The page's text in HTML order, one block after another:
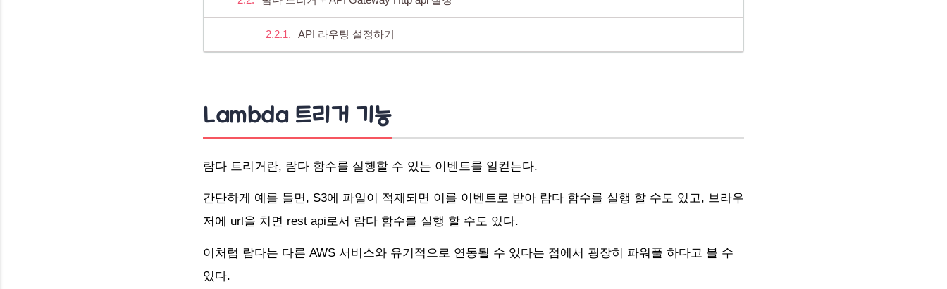
API 라우팅 설정하기
Lambda 트리거 기능
람다 트리거란, 람다 함수를 실행할 수 있는 이벤트를 일컫는다.
간단하게 예를 들면, S3에 파일이 적재되면 이를 이벤트로 받아 람다 함수를 실행 할 수도 있고, 브라우
저에 url을 치면 rest api로서 람다 함수를 실행 할 수도 있다.
이처럼 람다는 다른 AWS 서비스와 유기적으로 연동될 수 있다는 점에서 굉장히 파워풀 하다고 볼 수
있다.